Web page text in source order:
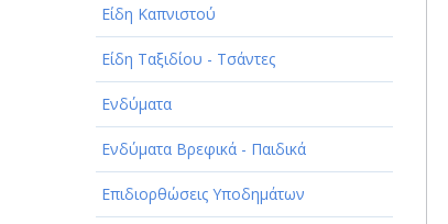
ΥΓΕΙΑ - ΙΑΤΡΟΙ
ΦΑΓΗΤΟ
Είδη Καπνιστού
Είδη Ταξιδίου - Τσάντες
Ενδύματα
Ενδύματα Βρεφικά - Παιδικά
Επιδιορθώσεις Υποδημάτων